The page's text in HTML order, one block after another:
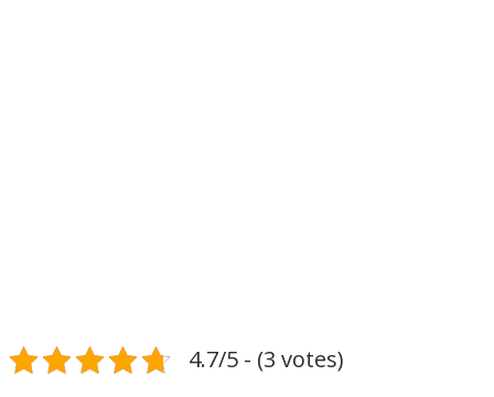
4.7/5 - (3 votes)